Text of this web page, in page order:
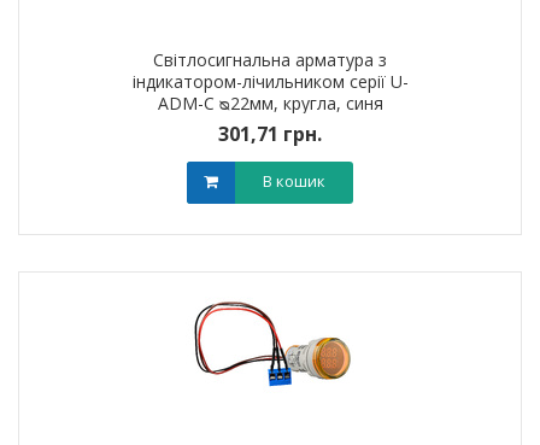
Світлосигнальна арматура з
індикатором-лічильником серії U-
ADM-С ᴓ22мм, кругла, синя
301,71 грн.
В кошик